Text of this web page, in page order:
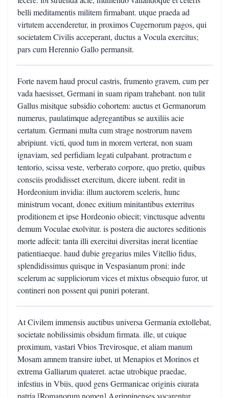
belli meditamentis militem firmabant. utque praeda ad
virtutem accenderetur, in proximos Cugernorum pagos, qui
societatem Civilis acceperant, ductus a Vocula exercitus;
pars cum Herennio Gallo permansit.
Forte navem haud procul castris, frumento gravem, cum per
vada haesisset, Germani in suam ripam trahebant. non tulit
Gallus misitque subsidio cohortem: auctus et Germanorum
numerus, paulatimque adgregantibus se auxiliis acie
certatum. Germani multa cum strage nostrorum navem
abripiunt. victi, quod tum in morem verterat, non suam
ignaviam, sed perfidiam legati culpabant. protractum e
tentorio, scissa veste, verberato corpore, quo pretio, quibus
consciis prodidisset exercitum, dicere iubent. redit in
Hordeonium invidia: illum auctorem sceleris, hunc
ministrum vocant, donec exitium minitantibus exterritus
proditionem et ipse Hordeonio obiecit; vinctusque adventu
demum Voculae exolvitur. is postera die auctores seditionis
morte adfecit: tanta illi exercitui diversitas inerat licentiae
patientiaeque. haud dubie gregarius miles Vitellio fidus,
splendidissimus quisque in Vespasianum proni: inde
scelerum ac suppliciorum vices et mixtus obsequio furor, ut
contineri non possent qui puniri poterant.
At Civilem immensis auctibus universa Germania extollebat,
societate nobilissimis obsidum firmata. ille, ut cuique
proximum, vastari Vbios Trevirosque, et aliam manum
Mosam amnem transire iubet, ut Menapios et Morinos et
extrema Galliarum quateret. actae utrobique praedae,
infestius in Vbiis, quod gens Germanicae originis eiurata
patria [Romanorum nomen] Agrippinenses vocarentur.